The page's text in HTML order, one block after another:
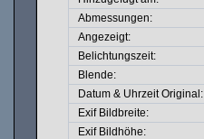
Abmessungen:
Angezeigt:
Belichtungszeit:
Blende:
Datum & Uhrzeit Original:
Exif Bildbreite:
Exif Bildhöhe: